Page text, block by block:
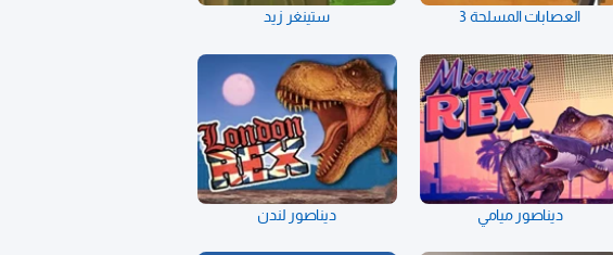
العصابات المسلحة 3 ستينغر زيد
ديناصور ميامي ديناصور لندن